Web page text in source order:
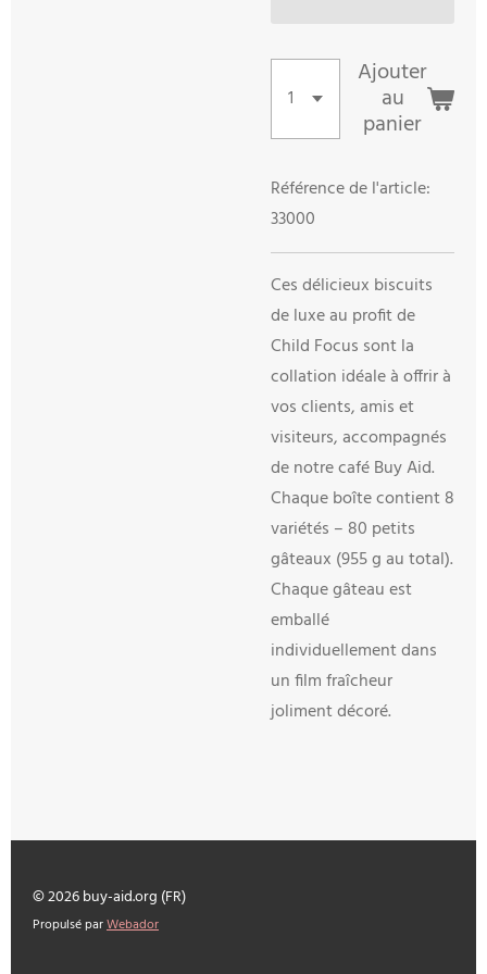
Ajouter
au
panier
Référence de l'article:
33000
Ces délicieux biscuits
de luxe au profit de
Child Focus sont la
collation idéale à offrir à
vos clients, amis et
visiteurs, accompagnés
de notre café Buy Aid.
Chaque boîte contient 8
variétés – 80 petits
gâteaux (955 g au total).
Chaque gâteau est
emballé
individuellement dans
un film fraîcheur
joliment décoré.
© 2026 buy-aid.org (FR)
Propulsé parWebador